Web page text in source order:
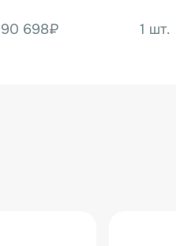
90 698₽ 1 шт.